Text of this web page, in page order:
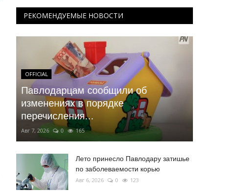
РЕКОМЕНДУЕМЫЕ НОВОСТИ
OFFICIAL
Павлодарцам сообщили об
изменениях в порядке
перечисления...
Авг 7, 2026 0 165
Лето принесло Павлодару затишье
по заболеваемости корью
Авг 6, 2026 0 123